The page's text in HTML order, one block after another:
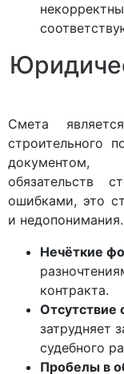
Смета
строительного
документом,
обязательств
ошибками, это
и недопонимания.
Нечёткие
контракта.
Отсутствие
затрудняет
судебного
Пробелы в